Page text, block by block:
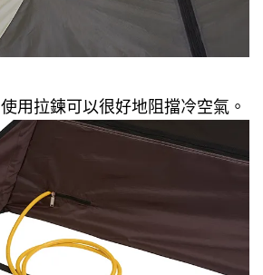
使用拉鍊可以很好地阻擋冷空氣。